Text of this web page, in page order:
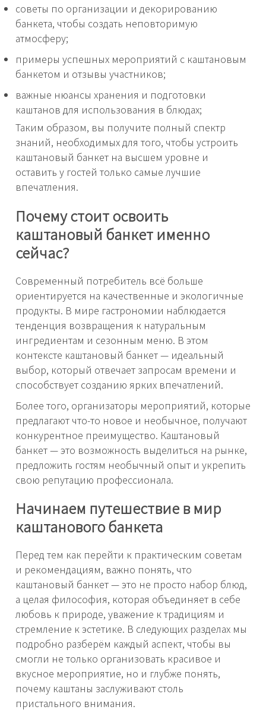
советы по организации и декорированию
банкета, чтобы создать неповторимую
атмосферу;
примеры успешных мероприятий с каштановым
банкетом и отзывы участников;
важные нюансы хранения и подготовки
каштанов для использования в блюдах;
Таким образом, вы получите полный спектр
знаний, необходимых для того, чтобы устроить
каштановый банкет на высшем уровне и
оставить у гостей только самые лучшие
впечатления.
Почему стоит освоить
каштановый банкет именно
сейчас?
Современный потребитель всё больше
ориентируется на качественные и экологичные
продукты. В мире гастрономии наблюдается
тенденция возвращения к натуральным
ингредиентам и сезонным меню. В этом
контексте каштановый банкет — идеальный
выбор, который отвечает запросам времени и
способствует созданию ярких впечатлений.
Более того, организаторы мероприятий, которые
предлагают что-то новое и необычное, получают
конкурентное преимущество. Каштановый
банкет — это возможность выделиться на рынке,
предложить гостям необычный опыт и укрепить
свою репутацию профессионала.
Начинаем путешествие в мир
каштанового банкета
Перед тем как перейти к практическим советам
и рекомендациям, важно понять, что
каштановый банкет — это не просто набор блюд,
а целая философия, которая объединяет в себе
любовь к природе, уважение к традициям и
стремление к эстетике. В следующих разделах мы
подробно разберём каждый аспект, чтобы вы
смогли не только организовать красивое и
вкусное мероприятие, но и глубже понять,
почему каштаны заслуживают столь
пристального внимания.